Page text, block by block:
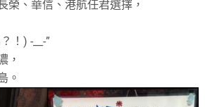
榮、華信、港航任君選擇，
！) -__-”
，
。